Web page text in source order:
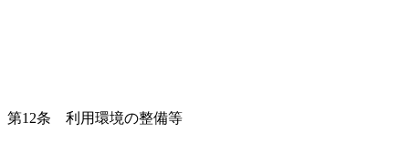
第12条　利用環境の整備等